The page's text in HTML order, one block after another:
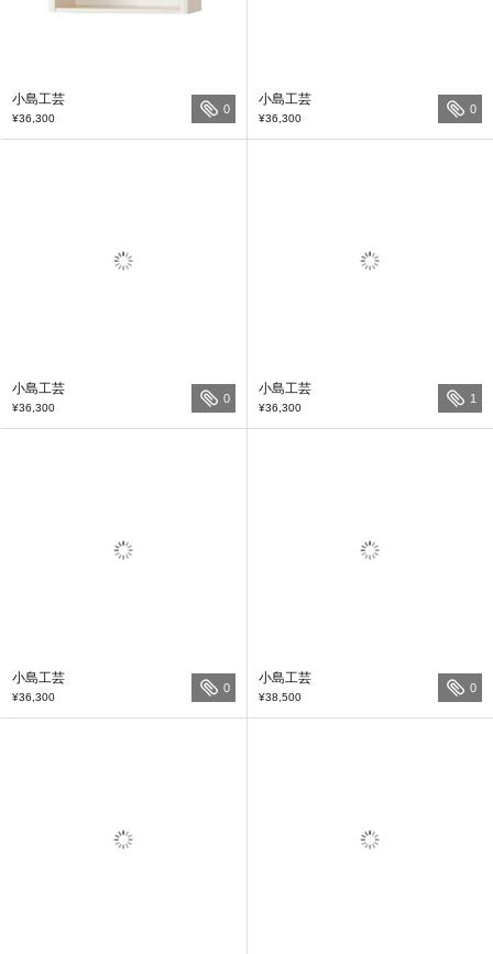
小島工芸
¥36,300
0
小島工芸
¥36,300
0
小島工芸
¥36,300
0
小島工芸
¥36,300
1
小島工芸
¥36,300
0
小島工芸
¥38,500
0